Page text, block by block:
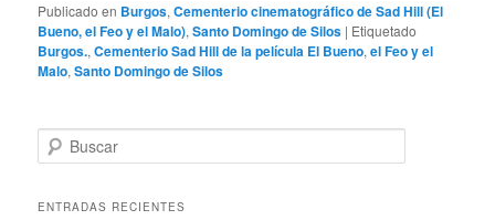
Publicado en Burgos,Cementerio cinematográfico de Sad Hill (El
Bueno, el Feo y el Malo),Santo Domingo de Silos | Etiquetado
Burgos.,Cementerio Sad Hill de la película El Bueno,el Feo y el
Malo,Santo Domingo de Silos
u
c
ENTRADAS RECIENTES